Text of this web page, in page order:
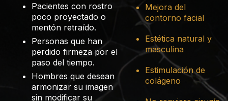
Pacientes con rostro
poco proyectado o
mentón retraído.
Personas que han
perdido firmeza por el
paso del tiempo.
Hombres que desean
armonizar su imagen
sin modificar su
Mejora del
contorno facial
Estética natural y
masculina
Estimulación de
colágeno